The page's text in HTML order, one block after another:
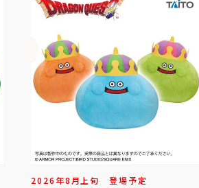
2026年8月上旬 登場予定